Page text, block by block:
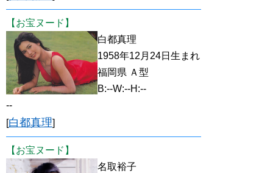
【お宝ヌード】
白都真理
1958年12月24日生まれ
福岡県 Ａ型
B:--W:--H:--
--
[白都真理]
【お宝ヌード】
名取裕子